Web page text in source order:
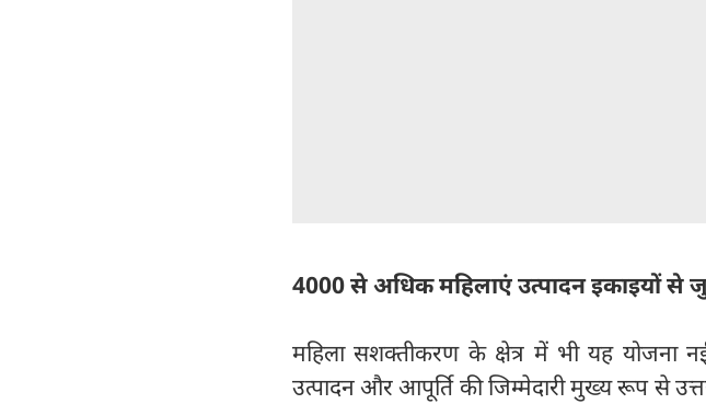
4000 से अधिक महिलाएं उत्पादन इकाइयों से
महिला सशक्तीकरण के क्षेत्र में भी यह योजना
उत्पादन और आपूर्ति की जिम्मेदारी मुख्य रूप से